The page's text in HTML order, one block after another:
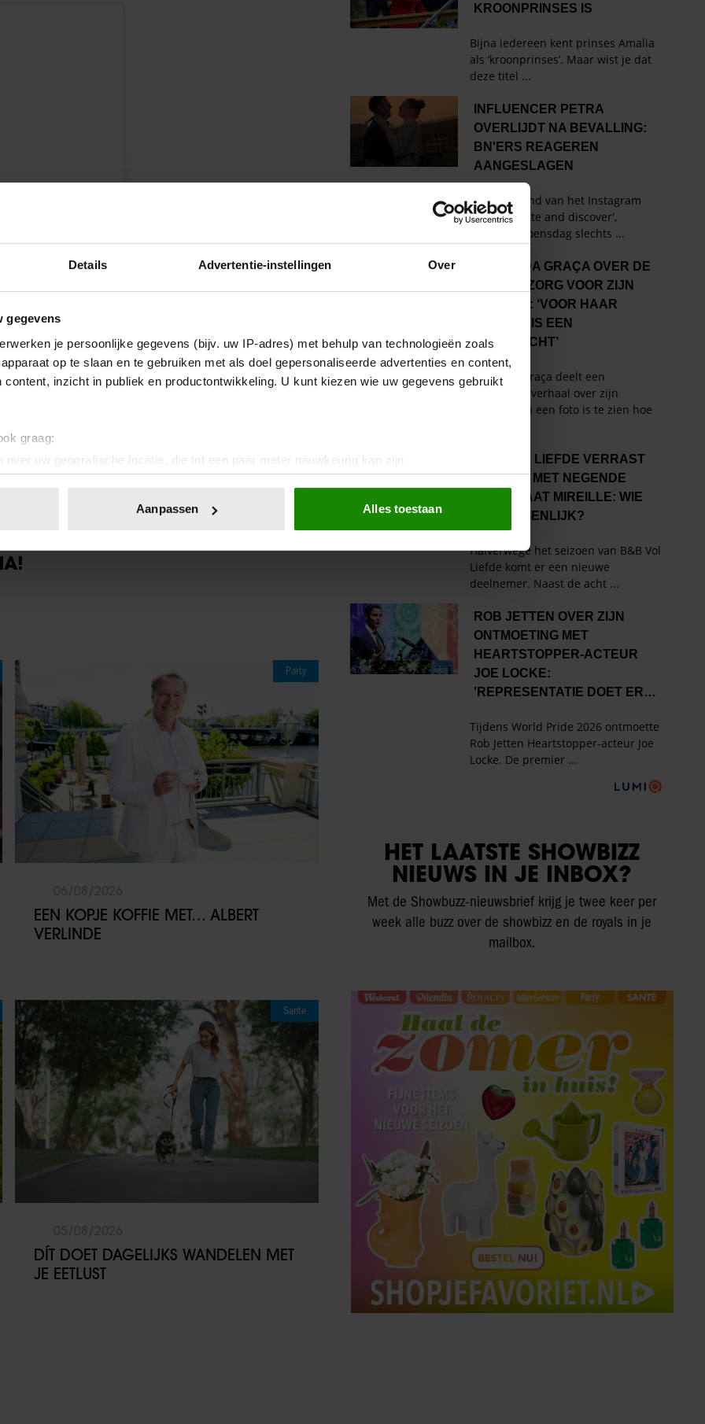
Details Advertentie-instellingen Over
gegevens
je persoonlijke gegevens (bijv. uw IP-adres) met behulp van technologieën zoals
op te slaan en te gebruiken met als doel gepersonaliseerde advertenties en content,
content, inzicht in publiek en productontwikkeling. U kunt kiezen wie uw gegevens gebruikt
graag:
over uw geografische locatie, die tot een paar meter nauwkeurig kan zijn
door het actief te scannen op specifieke eigenschappen (fingerprinting)
of intrekken in de Cookieverklaring.
en advertenties te personaliseren, om functies voor social media te bieden en om ons
Ook delen we informatie over uw gebruik van onze site met onze partners voor social
op basis van uw gebruik van hun services. U gaat akkoord met onze cookies als u
Aanpassen Alles toestaan
Party
EEN KOPJE KOFFIE MET… ALBERT
VERLINDE
Sante
DÍT DOET DAGELIJKS WANDELEN MET
JE EETLUST
HET LAATSTE SHOWBIZZ
NIEUWS IN JE INBOX?
Met de Showbuzz-nieuwsbrief krijg je twee keer per
week alle buzz over de showbizz en de royals in je
mailbox.